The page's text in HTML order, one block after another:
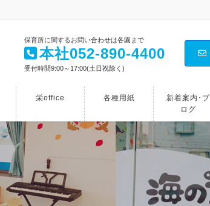
保育所に関するお問い合わせは各園まで
本社052‐890‐4400
受付時間9:00～17:00(土日祝除く)
栄office 各種用紙
新着案内･ブ
ログ